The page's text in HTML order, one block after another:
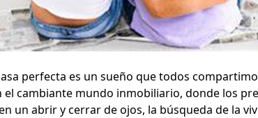
perfecta es un sueño que todos
el cambiante mundo inmobiliario, donde los
un abrir y cerrar de ojos, la búsqueda de la